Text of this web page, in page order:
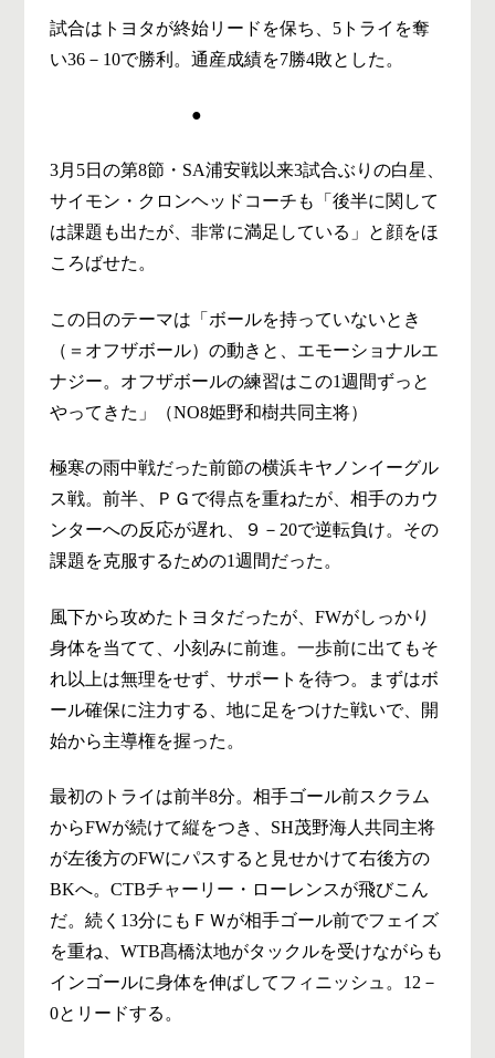
試合はトヨタが終始リードを保ち、5トライを奪
い36－10で勝利。通産成績を7勝4敗とした。
●
3月5日の第8節・SA浦安戦以来3試合ぶりの白星、
サイモン・クロンヘッドコーチも「後半に関して
は課題も出たが、非常に満足している」と顔をほ
ころばせた。
この日のテーマは「ボールを持っていないとき
（＝オフザボール）の動きと、エモーショナルエ
ナジー。オフザボールの練習はこの1週間ずっと
やってきた」（NO8姫野和樹共同主将）
極寒の雨中戦だった前節の横浜キヤノンイーグル
ス戦。前半、ＰＧで得点を重ねたが、相手のカウ
ンターへの反応が遅れ、９－20で逆転負け。その
課題を克服するための1週間だった。
風下から攻めたトヨタだったが、FWがしっかり
身体を当てて、小刻みに前進。一歩前に出てもそ
れ以上は無理をせず、サポートを待つ。まずはボ
ール確保に注力する、地に足をつけた戦いで、開
始から主導権を握った。
最初のトライは前半8分。相手ゴール前スクラム
からFWが続けて縦をつき、SH茂野海人共同主将
が左後方のFWにパスすると見せかけて右後方の
BKへ。CTBチャーリー・ローレンスが飛びこん
だ。続く13分にもＦＷが相手ゴール前でフェイズ
を重ね、WTB髙橋汰地がタックルを受けながらも
インゴールに身体を伸ばしてフィニッシュ。12－
0とリードする。